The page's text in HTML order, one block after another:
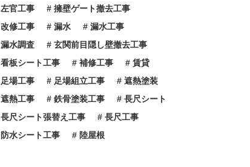
左官工事
擁壁ゲート撤去工事
改修工事
漏水
漏水工事
漏水調査
玄関前目隠し壁撤去工事
看板シート工事
補修工事
賃貸
足場工事
足場組立工事
遮熱塗装
遮熱工事
鉄骨塗装工事
長尺シート
長尺シート張替え工事
長尺工事
防水シート工事
陸屋根